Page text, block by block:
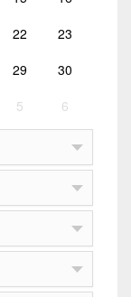
22 23
29 30
5 6